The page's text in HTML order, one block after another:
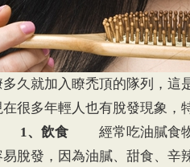
久就加入瞭禿頂的隊列，這
很多年輕人也有脫發現象，
1、飲食經常吃油膩食物
脫發，因為油膩、甜食、辛